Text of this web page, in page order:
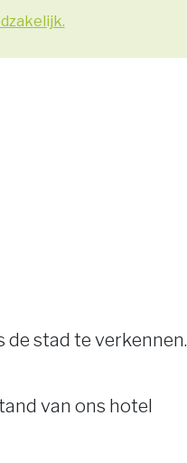
de stad te verkennen.
van ons hotel